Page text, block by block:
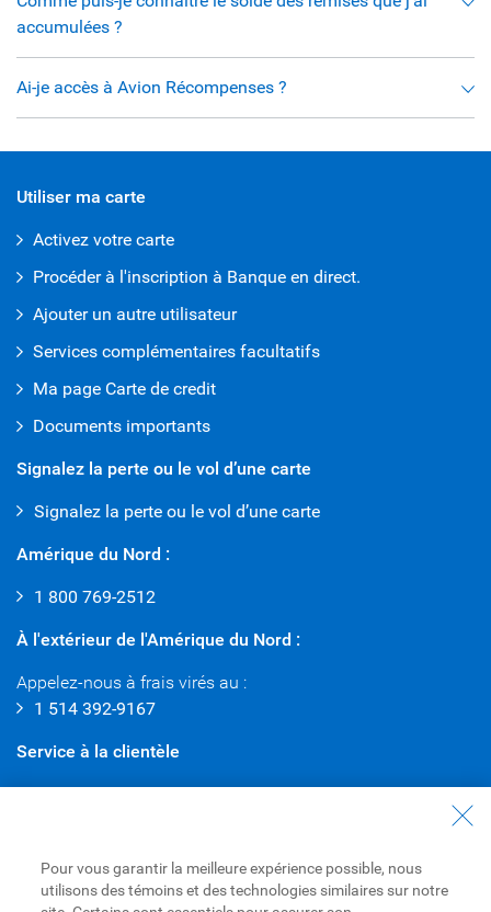
accumulées ?
Ai-je accès à Avion Récompenses ?
Utiliser ma carte
Activez votre carte
Procéder à l'inscription à Banque en direct.
Ajouter un autre utilisateur
Services complémentaires facultatifs
Ma page Carte de credit
Documents importants
Signalez la perte ou le vol d’une carte
Signalez la perte ou le vol d’une carte
Amérique du Nord :
1 800 769-2512
À l'extérieur de l'Amérique du Nord :
Appelez-nous à frais virés au :
1 514 392-9167
Service à la clientèle
Contactez le Service à la clientèle
Télécharger l'appli Mobile RBC
Pour vous garantir la meilleure expérience possible, nous
utilisons des témoins et des technologies similaires sur notre